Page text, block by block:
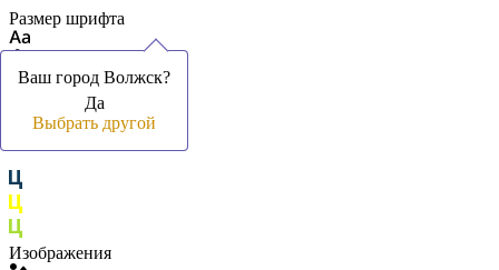
Размер шрифта
Цвет фона и шрифта
Изображения
Ваш город Волжск?
Да
Выбрать другой
Ваш город Волжск?
Да
Выбрать другой